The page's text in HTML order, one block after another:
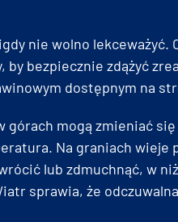
nie wolno lekceważyć.
by bezpiecznie zdążyć
dostępnym na
górach mogą zmieniać
Na graniach wieje
lub zdmuchnąć, w
sprawia, że